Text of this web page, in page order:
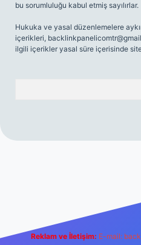
bu sorumluluğu kabul etmiş sayılırlar.
Hukuka ve yasal düzenlemelere
içerikleri,
ilgili içerikler yasal süre içerisinde
Reklam ve İletişim: E-mail: